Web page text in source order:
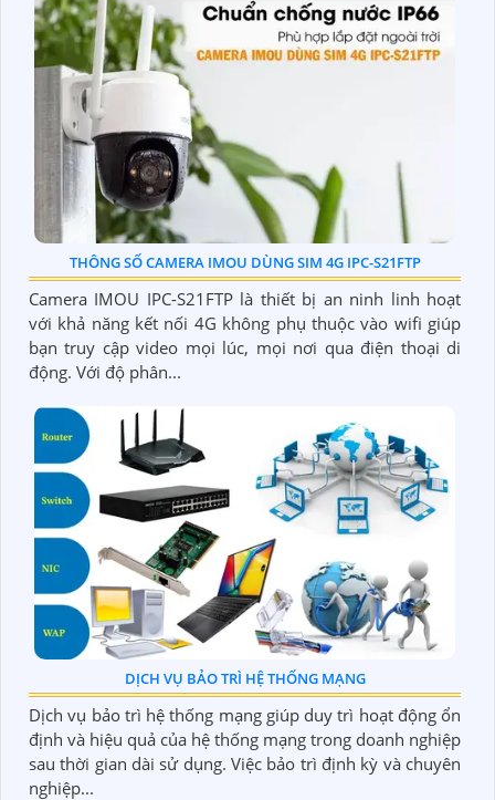
THÔNG SỐ CAMERA IMOU DÙNG SIM 4G IPC-S21FTP
Camera IMOU IPC-S21FTP là thiết bị an ninh linh hoạt
với khả năng kết nối 4G không phụ thuộc vào wifi giúp
bạn truy cập video mọi lúc, mọi nơi qua điện thoại di
động. Với độ phân...
DỊCH VỤ BẢO TRÌ HỆ THỐNG MẠNG
Dịch vụ bảo trì hệ thống mạng giúp duy trì hoạt động ổn
định và hiệu quả của hệ thống mạng trong doanh nghiệp
sau thời gian dài sử dụng. Việc bảo trì định kỳ và chuyên
nghiệp...